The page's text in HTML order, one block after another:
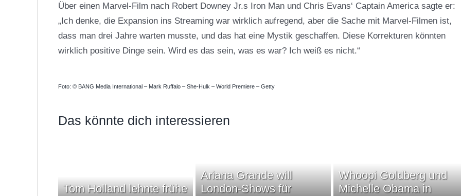
Über einen Marvel-Film nach Robert Downey Jr.s Iron Man und Chris Evans‘ Captain America sagte er:
„Ich denke, die Expansion ins Streaming war wirklich aufregend, aber die Sache mit Marvel-Filmen ist,
dass man drei Jahre warten musste, und das hat eine Mystik geschaffen. Diese Korrekturen könnten
wirklich positive Dinge sein. Wird es das sein, was es war? Ich weiß es nicht.“
Foto: © BANG Media International – Mark Ruffalo – She-Hulk – World Premiere – Getty
Das könnte dich interessieren
Tom Holland lehnte frühe
Ariana Grande will
London-Shows für
Whoopi Goldberg und
Michelle Obama in